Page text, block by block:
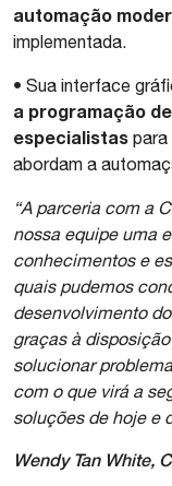
automação
implementada.
• Sua interface
a programação
especialistas para
abordam a
“A parceria com a
nossa equipe uma
conhecimentos e
quais pudemos
desenvolvimento
graças à
solucionar
com o que virá a
soluções de hoje e
Wendy Tan White,